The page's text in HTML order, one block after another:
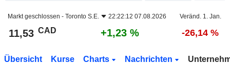
Markt geschlossen - Toronto S.E. 22:22:12 07.08.2026 Veränd. 1. Jan.
11,53 CAD +1,23 % -26,14 %
Übersicht Kurse Charts Nachrichten